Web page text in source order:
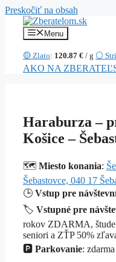
Preskočiť na obsah
Menu
🟡 Zlato: 120.87 € / g ⚪
AKO NA
Haraburza –
Košice –
🗺️ Miesto konania:
Šebastovce, 040 17
🕒 Vstup pre
🏷️ Vstupné pre
rokov ZDARMA,
seniori a ZŤP 50%
🅿️ Parkovanie: zdarma